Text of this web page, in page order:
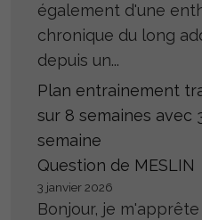
également d'une
chronique du long
depuis un...
Plan entrainement
sur 8 semaines avec
semaine
Question de MESLIN
3 janvier 2026
Bonjour, je